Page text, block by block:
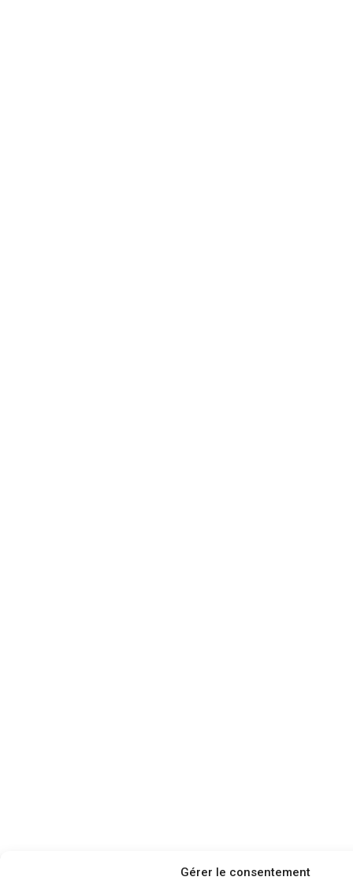
Gérer le consentement